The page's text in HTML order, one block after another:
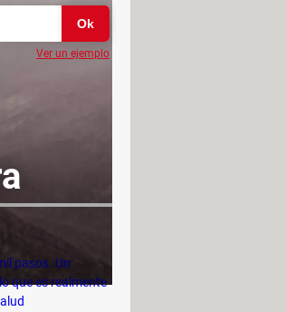
Ver un ejemplo
pasos. Un
que es realmente